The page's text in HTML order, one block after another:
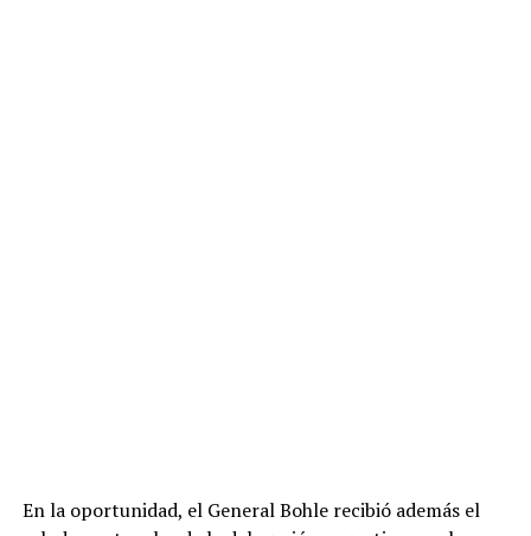
En la oportunidad, el General Bohle recibió además el